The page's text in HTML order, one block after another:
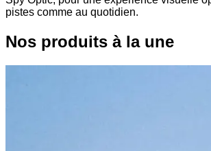
pistes comme au quotidien.
Nos produits à la une